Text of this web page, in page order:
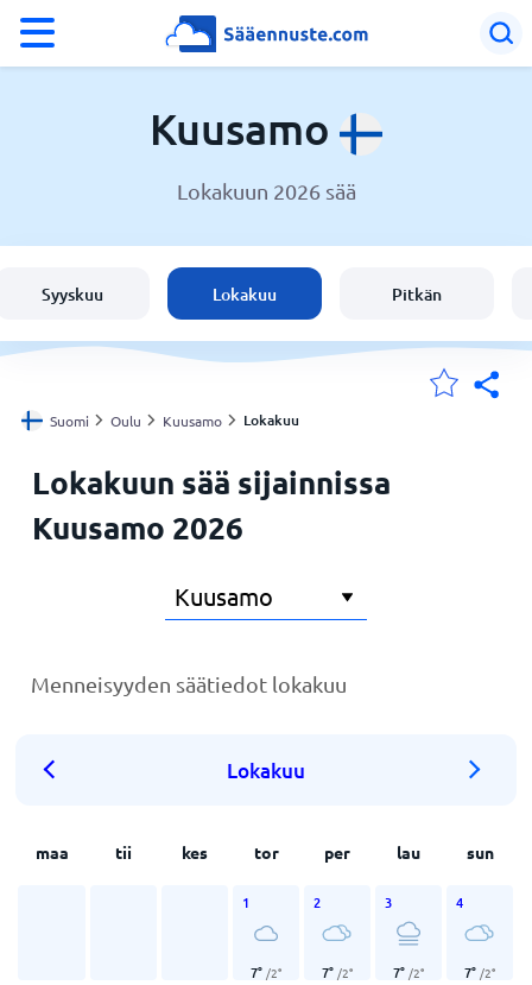
Sijaintini
Koti
Kuusamo
Lokakuun 2026 sää
Syyskuu Lokakuu Pitkän
Suomi Oulu Kuusamo Lokakuu
Lokakuun sää sijainnissa
Kuusamo 2026
Menneisyyden säätiedot lokakuu
Lokakuu
maa tii kes tor per lau sun
1
7° /2°
2
7° /2°
3
7° /2°
4
7° /2°